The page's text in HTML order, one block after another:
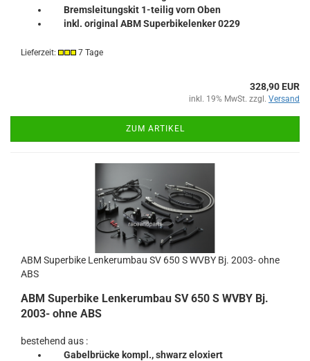
Bremsleitungskit 1-teilig vorn Oben
inkl. original ABM Superbikelenker 0229
Lieferzeit: 7 Tage
328,90 EUR
inkl. 19% MwSt. zzgl. Versand
ZUM ARTIKEL
ABM Superbike Lenkerumbau SV 650 S WVBY Bj. 2003- ohne
ABS
ABM Superbike Lenkerumbau SV 650 S WVBY Bj.
2003- ohne ABS
bestehend aus :
Gabelbrücke kompl., shwarz eloxiert